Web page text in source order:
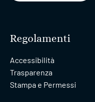
Regolamenti
Accessibilità
Trasparenza
Stampa e Permessi